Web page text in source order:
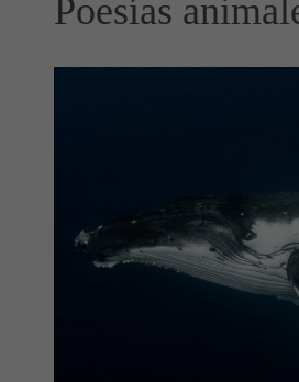
Poesías